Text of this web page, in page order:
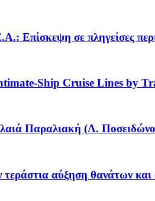
Επίσκεψη σε πληγείσες
Ship Cruise Lines by
Παραλιακή (Λ.
τεράστια αύξηση θανάτων